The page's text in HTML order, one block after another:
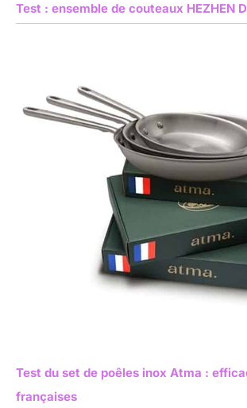
Test : ensemble de couteaux HEZHEN
Test du set de poêles inox Atma :
françaises